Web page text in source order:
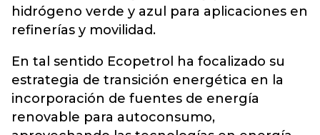
hidrógeno verde y azul para aplicaciones en
refinerías y movilidad.
En tal sentido Ecopetrol ha focalizado su
estrategia de transición energética en la
incorporación de fuentes de energía
renovable para autoconsumo,